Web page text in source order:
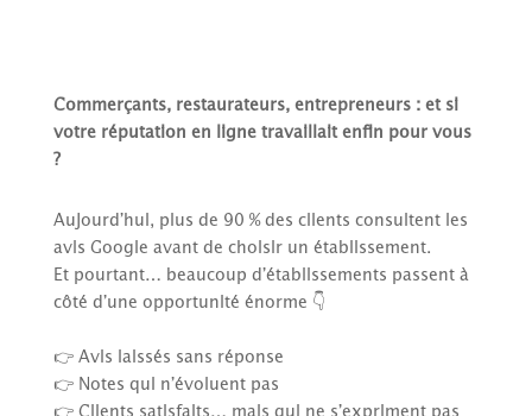
Commerçants, restaurateurs, entrepreneurs : et si
votre réputation en ligne travaillait enfin pour vous
?
Aujourd’hui, plus de 90 % des clients consultent les
avis Google avant de choisir un établissement.
Et pourtant… beaucoup d’établissements passent à
côté d’une opportunité énorme 👇
👉 Avis laissés sans réponse
👉 Notes qui n’évoluent pas
👉 Clients satisfaits… mais qui ne s’expriment pas